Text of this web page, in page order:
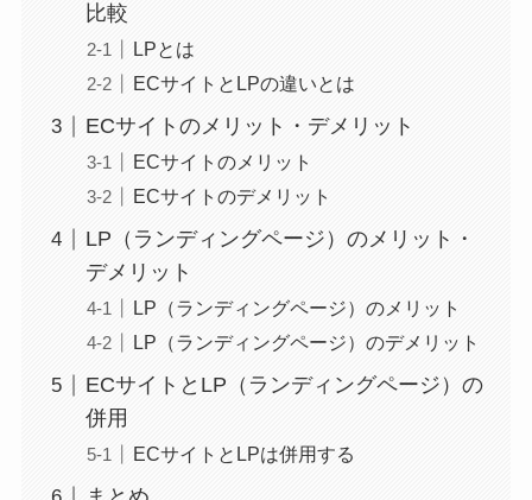
比較
LPとは
ECサイトとLPの違いとは
ECサイトのメリット・デメリット
ECサイトのメリット
ECサイトのデメリット
LP（ランディングページ）のメリット・
デメリット
LP（ランディングページ）のメリット
LP（ランディングページ）のデメリット
ECサイトとLP（ランディングページ）の
併用
ECサイトとLPは併用する